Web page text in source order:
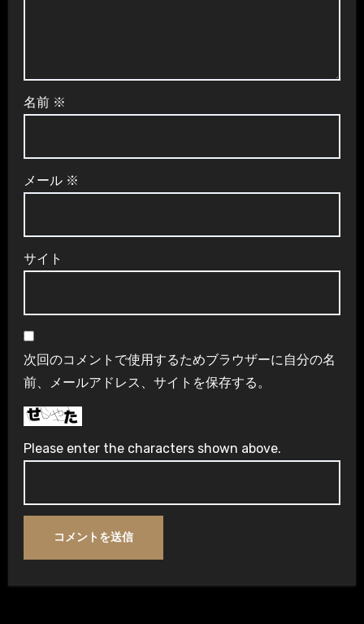
名前 ※
メール ※
サイト
次回のコメントで使用するためブラウザーに自分の名
前、メールアドレス、サイトを保存する。
Please enter the characters shown above.